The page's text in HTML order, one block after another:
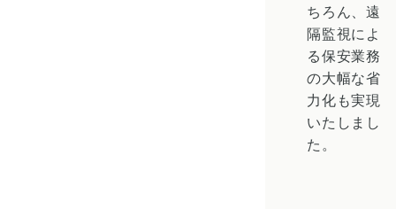
ちろん、遠
隔監視によ
る保安業務
の大幅な省
力化も実現
いたしまし
た。